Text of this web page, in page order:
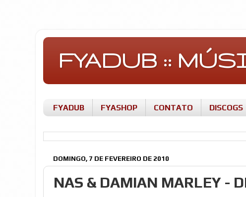
FYADUB ::
FYADUB FYASHOP CONTATO DISCOGS
DOMINGO, 7 DE FEVEREIRO DE 2010
NAS & DAMIAN MARLEY -